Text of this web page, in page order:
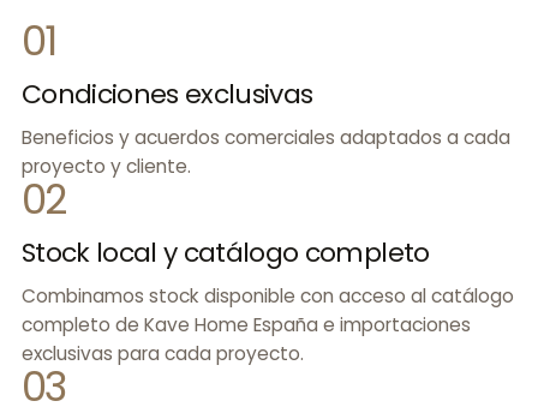
01
Condiciones exclusivas
Beneficios y acuerdos comerciales adaptados a cada
proyecto y cliente.
02
Stock local y catálogo completo
Combinamos stock disponible con acceso al catálogo
completo de Kave Home España e importaciones
exclusivas para cada proyecto.
03